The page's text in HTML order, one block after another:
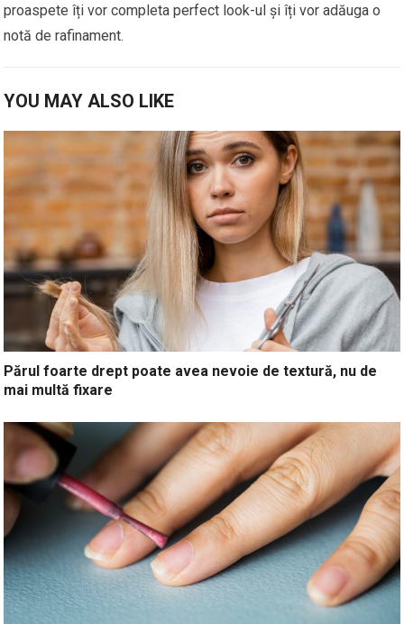
proaspete îți vor completa perfect look-ul și îți vor adăuga o
notă de rafinament.
YOU MAY ALSO LIKE
Părul foarte drept poate avea nevoie de textură, nu de
mai multă fixare